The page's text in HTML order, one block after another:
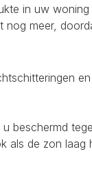
in uw
meer,
beschermd
als de zon